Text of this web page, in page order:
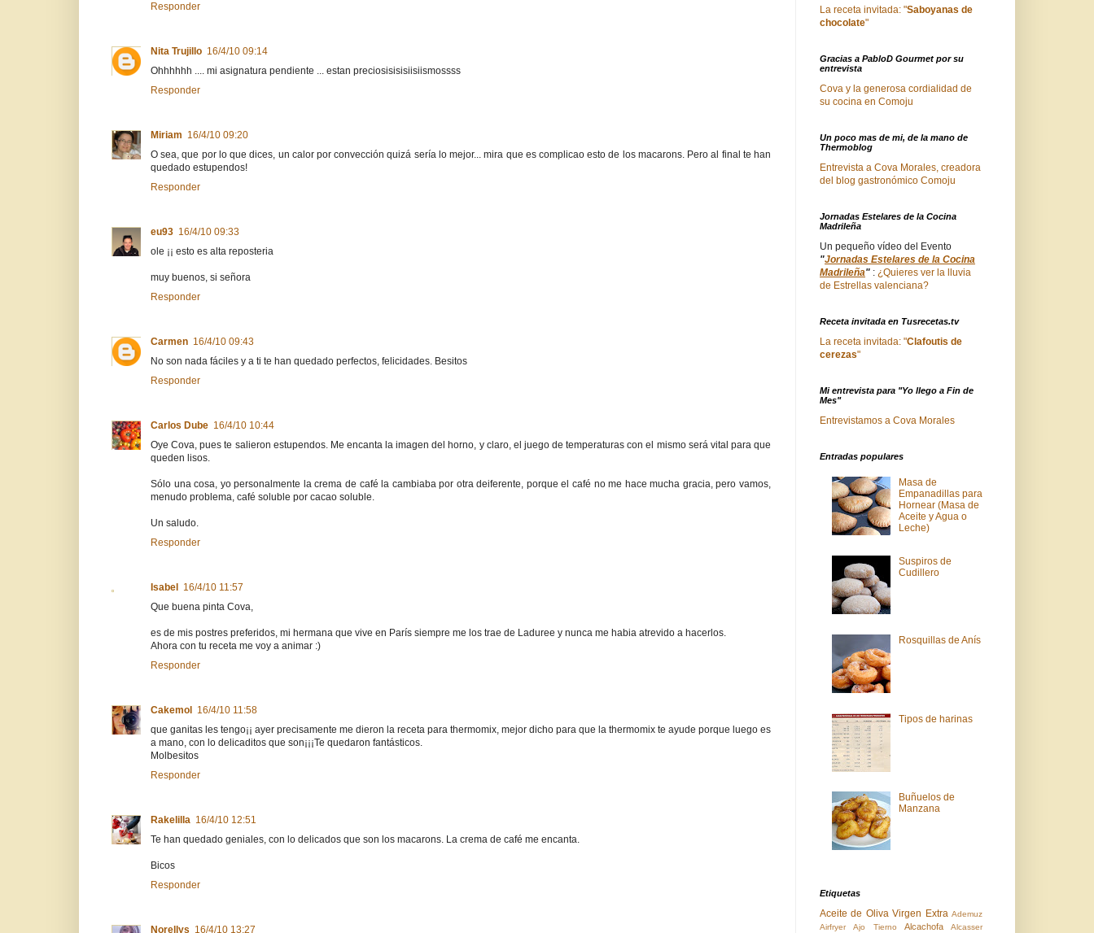
Responder
Nita Trujillo 16/4/10 09:14
Ohhhhhh .... mi asignatura pendiente ... estan preciosisisisiisiismossss
Responder
Miriam 16/4/10 09:20
O sea, que por lo que dices, un calor por convección quizá sería lo mejor... mira que es complicao esto de los macarons. Pero al final te han
quedado estupendos!
Responder
eu93 16/4/10 09:33
ole ¡¡ esto es alta reposteria
muy buenos, si señora
Responder
Carmen 16/4/10 09:43
No son nada fáciles y a ti te han quedado perfectos, felicidades. Besitos
Responder
Carlos Dube 16/4/10 10:44
Oye Cova, pues te salieron estupendos. Me encanta la imagen del horno, y claro, el juego de temperaturas con el mismo será vital para que
queden lisos.
Sólo una cosa, yo personalmente la crema de café la cambiaba por otra deiferente, porque el café no me hace mucha gracia, pero vamos,
menudo problema, café soluble por cacao soluble.
Un saludo.
Responder
Isabel
16/4/10 11:57
Que buena pinta Cova,
es de mis postres preferidos, mi hermana que vive en París siempre me los trae de Laduree y nunca me habia atrevido a hacerlos.
Ahora con tu receta me voy a animar :)
Responder
Cakemol
16/4/10 11:58
que ganitas les tengo¡¡ ayer precisamente me dieron la receta para thermomix, mejor dicho para que la thermomix te ayude porque luego es
a mano, con lo delicaditos que son¡¡¡Te quedaron fantásticos.
Molbesitos
Responder
Rakelilla 16/4/10 12:51
Te han quedado geniales, con lo delicados que son los macarons. La crema de café me encanta.
Bicos
Responder
Norellys 16/4/10 13:27
La receta invitada: "Saboyanas de
chocolate"
Gracias a PabloD Gourmet por su
entrevista
Cova y la generosa cordialidad de
su cocina en Comoju
Un poco mas de mi, de la mano de
Thermoblog
Entrevista a Cova Morales, creadora
del blog gastronómico Comoju
Jornadas Estelares de la Cocina
Madrileña
Un pequeño vídeo del Evento
"Jornadas Estelares de la Cocina
Madrileña" : ¿Quieres ver la lluvia
de Estrellas valenciana?
Receta invitada en Tusrecetas.tv
La receta invitada: "Clafoutis de
cerezas"
Mi entrevista para "Yo llego a Fin de
Mes"
Entrevistamos a Cova Morales
Entradas populares
Masa de
Empanadillas para
Hornear (Masa de
Aceite y Agua o
Leche)
Suspiros de
Cudillero
Rosquillas de Anís
Tipos de harinas
Buñuelos de
Manzana
Etiquetas
Aceite de Oliva Virgen Extra Ademuz
Airfryer
Ajo Tierno Alcachofa Alcasser